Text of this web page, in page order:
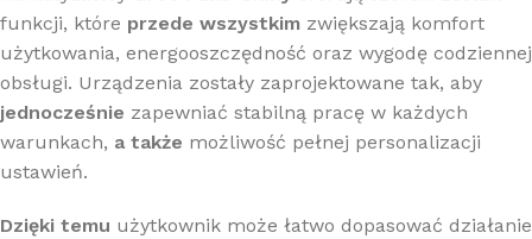
funkcji, które przede wszystkim zwiększają komfort
użytkowania, energooszczędność oraz wygodę codziennej
obsługi. Urządzenia zostały zaprojektowane tak, aby
jednocześnie zapewniać stabilną pracę w każdych
warunkach, a także możliwość pełnej personalizacji
ustawień.
Dzięki temu użytkownik może łatwo dopasować działanie